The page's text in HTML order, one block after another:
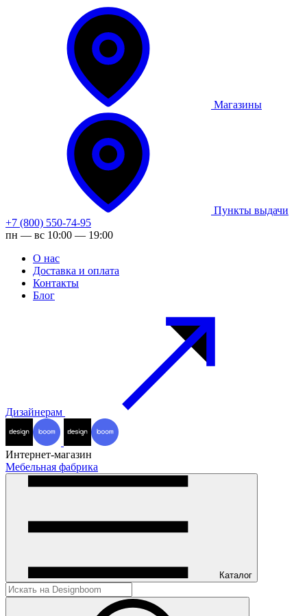
Магазины
Пункты выдачи
+7 (800) 550-74-95
пн — вс 10:00 — 19:00
О нас
Доставка и оплата
Контакты
Блог
Дизайнерам
Интернет-магазин
Мебельная фабрика
Каталог